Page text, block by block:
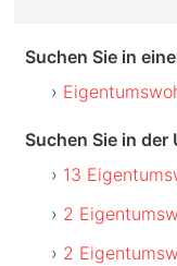
Suchen Sie in
Suchen Sie in
13
2
2